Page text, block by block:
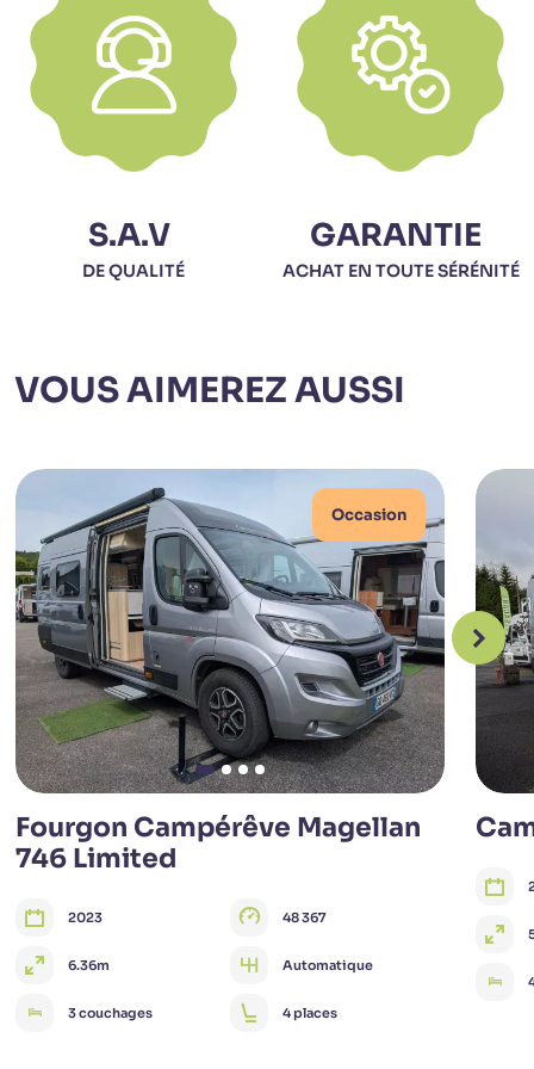
S.A.V
DE QUALITÉ
GARANTIE
ACHAT EN TOUTE SÉRÉNITÉ
VOUS AIMEREZ AUSSI
Occasion
Fourgon Campérêve Magellan
746 Limited
2023 48 367
6.36m Automatique
3 couchages 4 places